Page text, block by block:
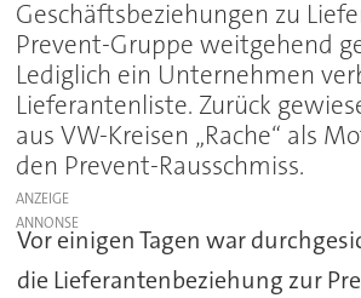
Geschäftsbeziehungen zu
Prevent-Gruppe weitgehend
Lediglich ein Unternehmen
Lieferantenliste. Zurück
aus VW-Kreisen „Rache“ als
den Prevent-Rausschmiss.
ANZEIGE
Vor einigen Tagen war
die Lieferantenbeziehung zur